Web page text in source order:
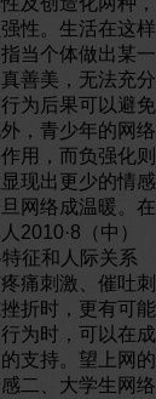
性。生活在这样
当个体做出某一
善美，无法充分
为后果可以避免
，青少年的网络
用，而负强化则
现出更少的情感
网络成温暖。在
2010·8（中）
征和人际关系
痛刺激、催吐刺
折时，更有可能
为时，可以在成
支持。望上网的
二、大学生网络